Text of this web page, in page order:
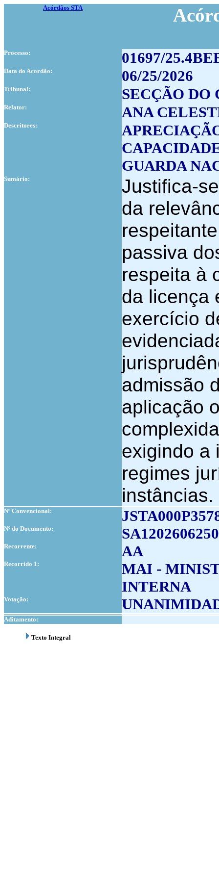
Acórdãos STA
Processo: 01697/
Data do Acordão: 06/25/2026
Tribunal: SECÇÃO
Relator: ANA
Descritores:
GUARDA
Sumário:
Justifica-
da
passiva
respeita à
da licença
exercício
admissão
aplicação
exigindo a
regimes
instâncias.
Nº Convencional:
Nº do Documento:
Recorrente: AA
Recorrido 1:
MAI -
INTERNA
Votação:
Aditamento:
Texto Integral